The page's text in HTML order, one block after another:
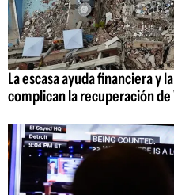
La escasa ayuda financiera y
complican la recuperación